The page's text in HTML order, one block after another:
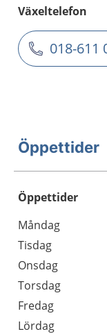
Växeltelefon
018-611
Öppettider
Öppettider
Dag
Öppettider
Kommentarer
Måndag
Tisdag
Onsdag
Torsdag
Fredag
Lördag